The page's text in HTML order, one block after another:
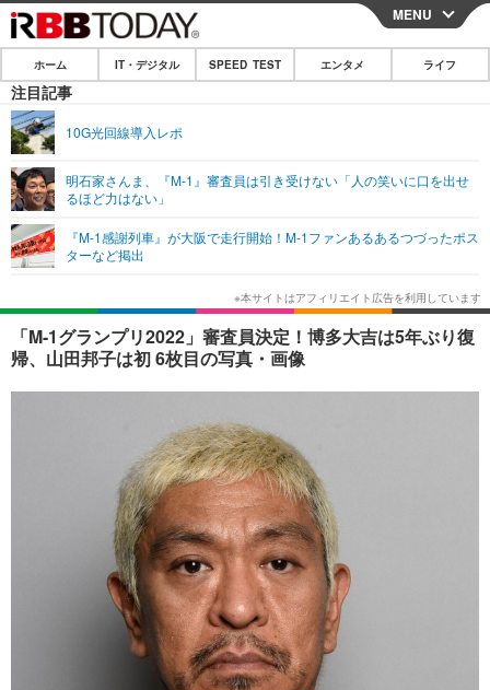
CLOSE
ホーム
IT・デジタル
ネタ
ショッピング その他
SPEED TEST
エンタメ
エンタメTOP
韓国・芸能
音楽 スポーツ
ライフ
ライフTOP グルメ
ペット ショッピング
その他
リリース一覧
プッシュ通知の停止方法
MENU
ホーム IT・デジタル SPEED TEST エンタメ ライフ
注目記事
10G光回線導入レポ
明石家さんま、『M-1』審査員は引き受けない「人の笑いに口を出せ
るほど力はない」
『M-1感謝列車』が大阪で走行開始！M-1ファンあるあるつづったポス
ターなど掲出
「M-1グランプリ2022」審査員決定！博多大吉は5年ぶり復
帰、山田邦子は初 6枚目の写真・画像